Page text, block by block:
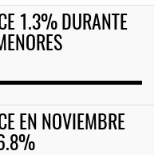
1.3% DURANTE
EN NOVIEMBRE